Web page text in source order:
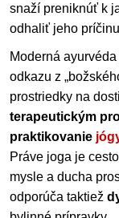
snaží preniknúť k
odhaliť jeho
Moderná
odkazu z
prostriedky na
terapeutickým
praktikovanie
Práve joga je
mysle a ducha
odporúča taktiež